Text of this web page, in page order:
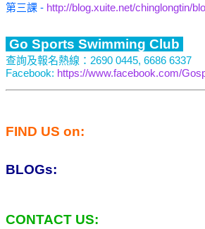
第三課 - http://blog.xuite.net/chinglongtin/
Go Sports Swimming Club
查詢及報名熱線：2690 0445, 6686 6337
Facebook: https://www.facebook.com/
FIND US on:
BLOGs:
CONTACT US: